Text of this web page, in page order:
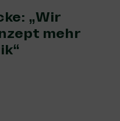
„Wir
mehr